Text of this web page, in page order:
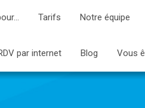
Tarifs Notre équipe
par internet Blog Vous